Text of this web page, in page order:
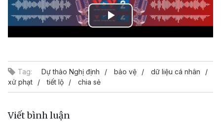
Play
Tag: Dự thảo Nghị định bảo vệ
dữ liệu cá nhân
xử phạt
tiết lộ chia sẻ
Viết bình luận